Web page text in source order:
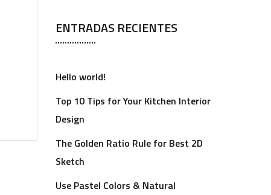
ENTRADAS RECIENTES
Hello world!
Top 10 Tips for Your Kitchen Interior
Design
The Golden Ratio Rule for Best 2D
Sketch
Use Pastel Colors & Natural